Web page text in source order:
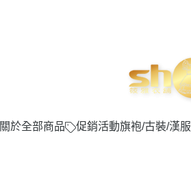
關於全部商品 促銷活動旗袍/古裝/漢服